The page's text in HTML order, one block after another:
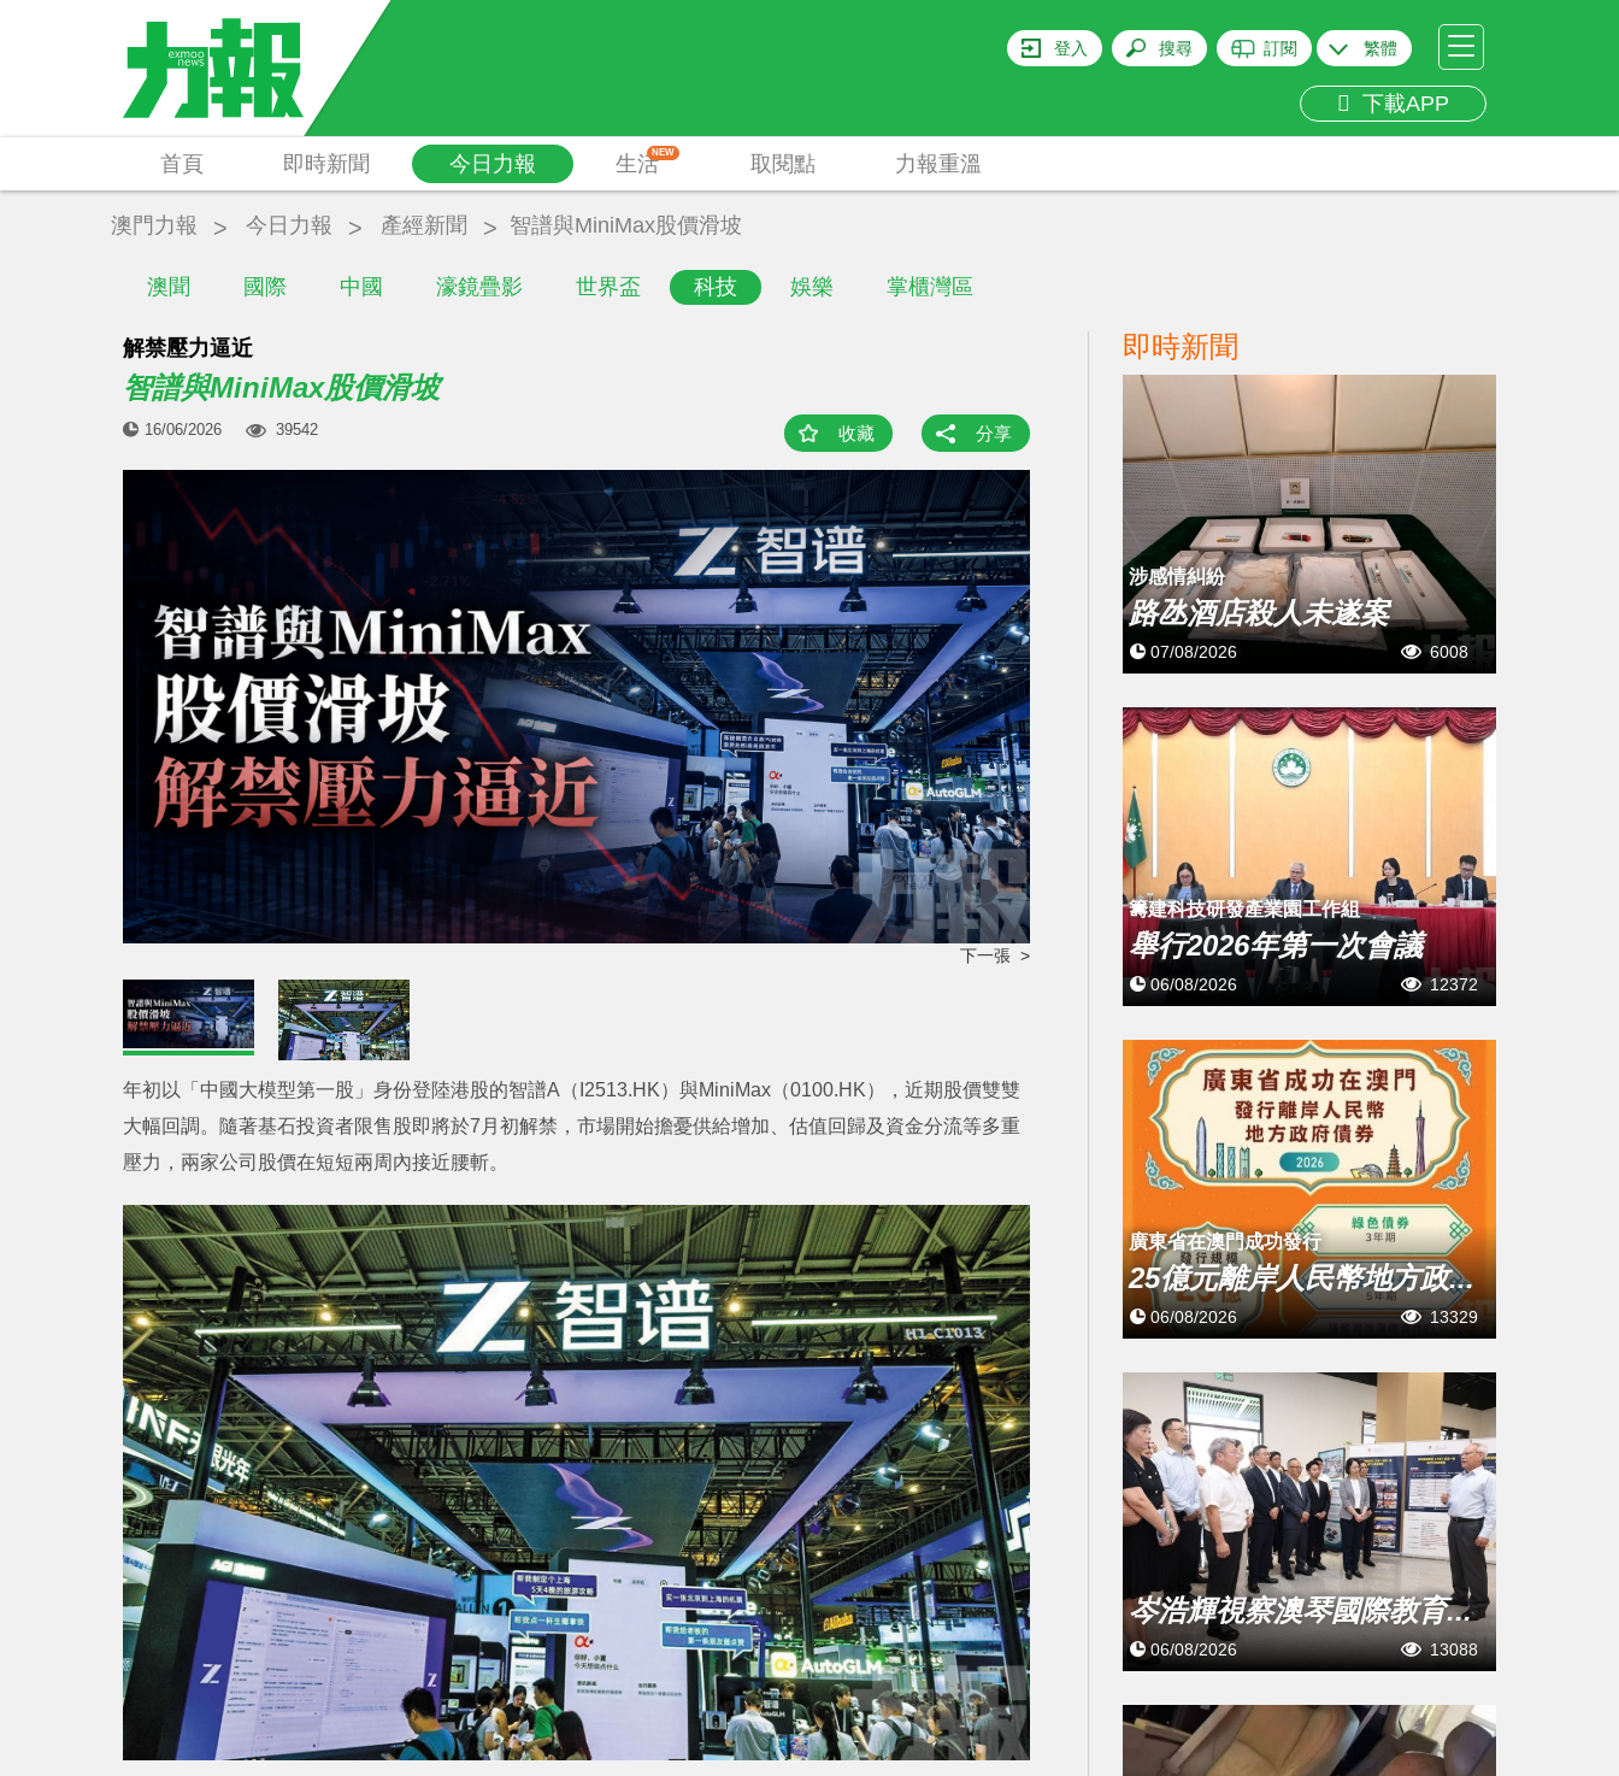
登入 搜尋 訂閱 繁體
下載APP
首頁 即時新聞 今日力報
澳聞 國際 中國 濠鏡疊影 世界盃 科技 娛樂 掌櫃灣區
生活NEW 取閱點 力報重溫
澳門力報 今日力報 產經新聞 智譜與MiniMax股價滑坡
解禁壓力逼近
智譜與MiniMax股價滑坡
16/06/2026 39542 收藏 分享
下一張 >
年初以「中國大模型第一股」身份登陸港股的智譜A（I2513.HK）與MiniMax（0100.HK），近期股價雙雙
大幅回調。隨著基石投資者限售股即將於7月初解禁，市場開始擔憂供給增加、估值回歸及資金分流等多重
壓力，兩家公司股價在短短兩周內接近腰斬。
即時新聞
涉感情糾紛
路氹酒店殺人未遂案
07/08/2026 6008
籌建科技研發產業園工作組
舉行2026年第一次會議
06/08/2026 12372
廣東省在澳門成功發行
25億元離岸人民幣地方政...
06/08/2026 13329
岑浩輝視察澳琴國際教育...
06/08/2026 13088